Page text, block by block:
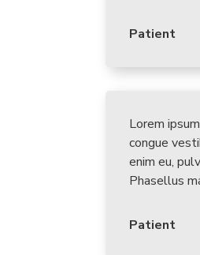
Patient
Lorem
congue
enim eu,
Phasellus
Patient